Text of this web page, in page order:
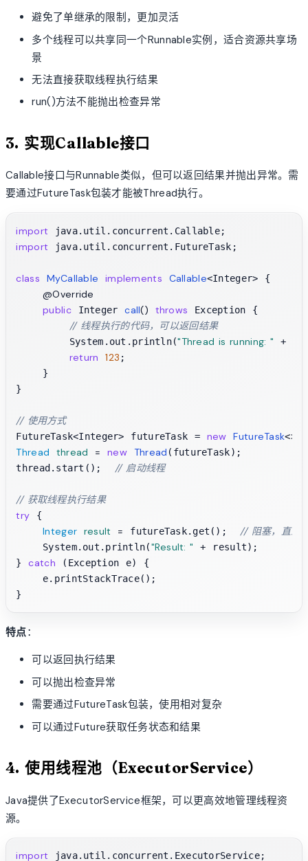
避免了单继承的限制，更加灵活
多个线程可以共享同一个Runnable实例，适合资源共享场
景
无法直接获取线程执行结果
run()方法不能抛出检查异常
3. 实现Callable接口
Callable接口与Runnable类似，但可以返回结果并抛出异常。需
要通过FutureTask包装才能被Thread执行。
import
import java.util.concurrent.FutureTask;
class MyCallable implements Callable<Integer> {
@Override
public Integer call() throws Exception {
// 线程执行的代码，可以返回结果
        System.out.println(
"Thread is running: " +
return 123 ;
    }
}
// 使用方式
FutureTask<Integer> futureTask = new FutureTask<>(
Thread
thread = new Thread (futureTask);
thread.start(); // 启动线程
// 获取线程执行结果
try {
Integer result = futureTask.get(); // 阻塞，直到
    System.out.println(
"Result: "
+ result);
} catch (Exception e) {
    e.printStackTrace();
特点：
可以返回执行结果
可以抛出检查异常
需要通过FutureTask包装，使用相对复杂
可以通过Future获取任务状态和结果
4. 使用线程池（ExecutorService）
Java提供了ExecutorService框架，可以更高效地管理线程资
源。
import